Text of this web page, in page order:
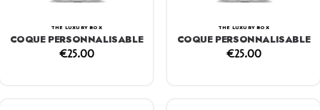
THE LUXURY BOX
COQUE PERSONNALISABLE
€25.00
THE LUXURY BOX
COQUE PERSONNALISABLE
€25.00